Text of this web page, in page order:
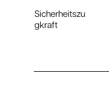
Sicherheitszu
gkraft